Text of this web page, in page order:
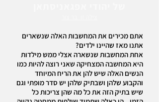
אתם מכירים את המחשבות האלה שנשארים
אתנו מאז שהיינו ילדים?
אחת המחשבות שנשארה אצלי ממש מילדות
היא המחשבה המצחיקה שאני רוצה להיות כמו
הנשים האלה שיש להן את הריח המיוחד
והקבוע שלהן ושבתיק שלהן יש סדר מופתי וגם
שיש בתיק הזה את כל מה שהן צריכות כל